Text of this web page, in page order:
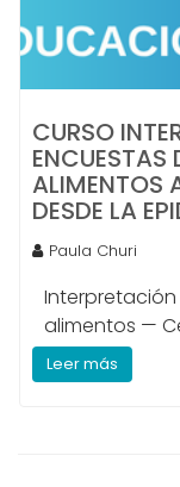
CURSO
ENCUESTAS
ALIMENTOS
DESDE LA
Paula Churi
alimentos —
Leer más